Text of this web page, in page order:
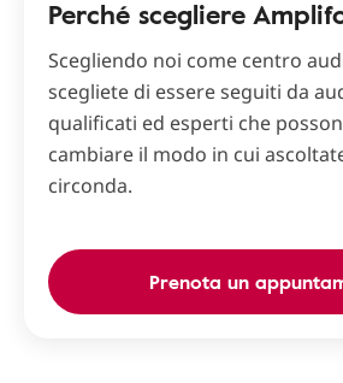
Perché scegliere
Scegliendo noi come centro
scegliete di essere seguiti da
qualificati ed esperti che
cambiare il modo in cui
circonda.
Prenota un